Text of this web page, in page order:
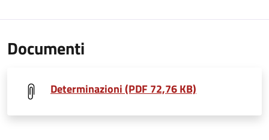
Documenti
Determinazioni (PDF 72,76 KB)